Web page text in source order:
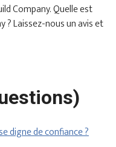
Company. Quelle est
? Laissez-nous un avis et
digne de confiance ?